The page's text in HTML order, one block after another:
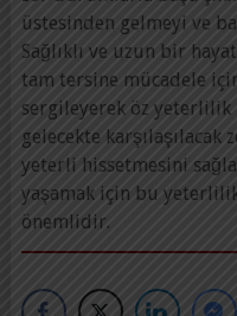
üstesinden gelmeyi ve
Sağlıklı ve uzun bir
tam tersine mücadele
sergileyerek öz yeterlilik
gelecekte
yeterli hissetmesini
yaşamak için bu
önemlidir.